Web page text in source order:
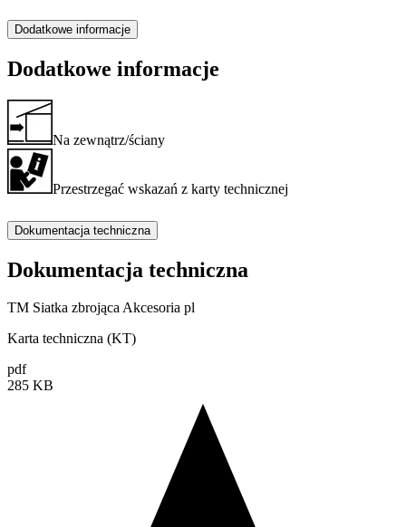
Dodatkowe informacje
Dodatkowe informacje
Na zewnątrz/ściany
Przestrzegać wskazań z karty technicznej
Dokumentacja techniczna
Dokumentacja techniczna
TM Siatka zbrojąca Akcesoria pl
Karta techniczna (KT)
pdf
285 KB